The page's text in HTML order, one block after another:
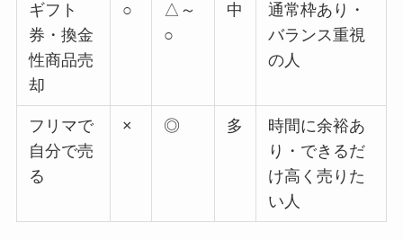
ギフト
券・換金
性商品売
却
○
△～
○
中
通常枠あり・
バランス重視
の人
フリマで
自分で売
る
× ◎ 多
時間に余裕あ
り・できるだ
け高く売りた
い人